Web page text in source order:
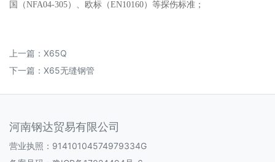
国（NFA04-305）、欧标（EN10160）等探伤标准；
上一篇： X65Q
下一篇： X65无缝钢管
河南钢达贸易有限公司
营业执照：91410104574979334G